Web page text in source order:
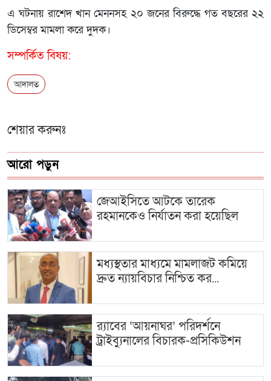
এ ঘটনায় রাশেদ খান মেননসহ ২০ জনের বিরুদ্ধে গত বছরের ২২
ডিসেম্বর মামলা করে দুদক।
সম্পর্কিত বিষয়:
আদালত
শেয়ার করুনঃ
আরো পড়ুন
জেআইসিতে আটকে তারেক
রহমানকেও নির্যাতন করা হয়েছিল
মধ্যস্থতার মাধ্যমে মামলাজট কমিয়ে
দ্রুত ন্যায়বিচার নিশ্চিত কর...
র‍্যাবের ‘আয়নাঘর’ পরিদর্শনে
ট্রাইব্যুনালের বিচারক-প্রসিকিউশন